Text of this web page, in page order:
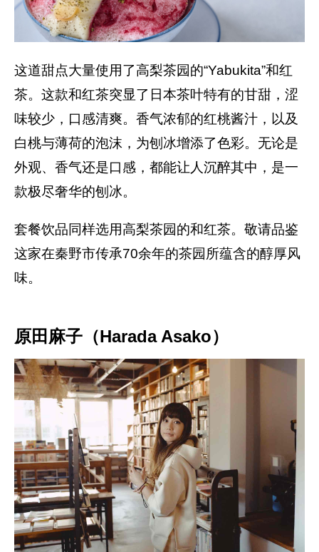
这道甜点大量使用了高梨茶园的“Yabukita”和红
茶。这款和红茶突显了日本茶叶特有的甘甜，涩
味较少，口感清爽。香气浓郁的红桃酱汁，以及
白桃与薄荷的泡沫，为刨冰增添了色彩。无论是
外观、香气还是口感，都能让人沉醉其中，是一
款极尽奢华的刨冰。
套餐饮品同样选用高梨茶园的和红茶。敬请品鉴
这家在秦野市传承70余年的茶园所蕴含的醇厚风
味。
原田麻子（Harada Asako）